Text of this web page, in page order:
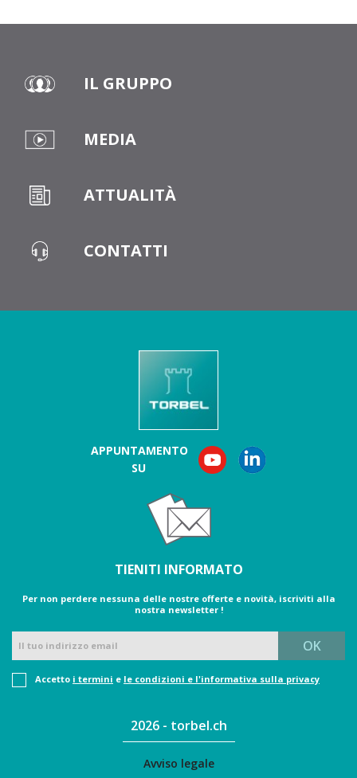
IL GRUPPO
MEDIA
ATTUALITÀ
CONTATTI
APPUNTAMENTO
SU
TIENITI INFORMATO
Per non perdere nessuna delle nostre offerte e novità, iscriviti alla
nostra newsletter !
Accetto i termini e le condizioni e l'informativa sulla privacy
2026 - torbel.ch
Avviso legale